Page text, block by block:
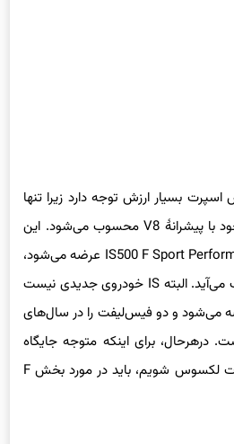
بسیار ارزش توجه دارد زیرا تنها
سدان باقیمانده در کلاس خود با پیشرانهٔ V8 محسوب می‌شود. این
خودرو که با نام کامل IS500 F Sport Performance عرضه می‌شود،
قوی‌ترین نسخهٔ IS به‌حساب می‌آید. البته IS خودروی جدیدی نیست
به بازار عرضه می‌شود و دو فیس‌لیفت را در سال‌های
کرده است. درهرحال، برای اینکه متوجه جایگاه
این خودرو در سبد محصولات لکسوس شویم، باید در مورد بخش F